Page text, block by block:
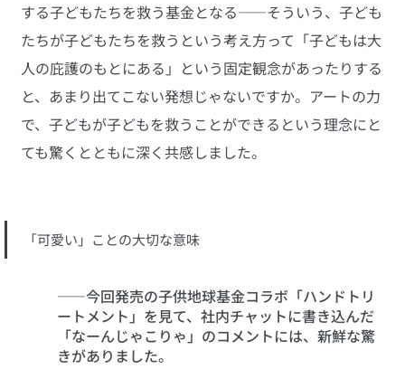
する子どもたちを救う基金となる――そういう、子ども
たちが子どもたちを救うという考え方って「子どもは大
人の庇護のもとにある」という固定観念があったりする
と、あまり出てこない発想じゃないですか。アートの力
で、子どもが子どもを救うことができるという理念にと
ても驚くとともに深く共感しました。
「可愛い」ことの大切な意味
――今回発売の子供地球基金コラボ「ハンドトリ
ートメント」を見て、社内チャットに書き込んだ
「なーんじゃこりゃ」のコメントには、新鮮な驚
きがありました。